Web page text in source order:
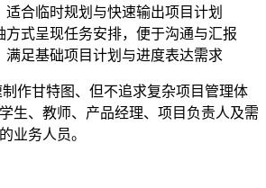
适合临时规划与快速输出项目计划
方式呈现任务安排，便于沟通与汇报
满足基础项目计划与进度表达需求
作甘特图、但不追求复杂项目管理体
生、教师、产品经理、项目负责人及需
业务人员。